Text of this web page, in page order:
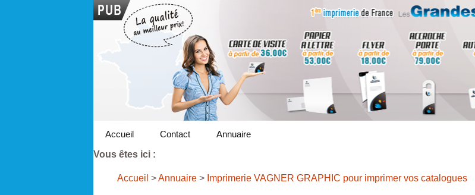
Accueil Contact
Annuaire
Vous êtes ici :
Accueil >Annuaire > Imprimerie VAGNER GRAPHIC pour imprimer vos catalogues